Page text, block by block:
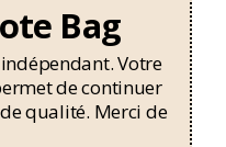
Bag
Votre
de continuer
qualité. Merci de